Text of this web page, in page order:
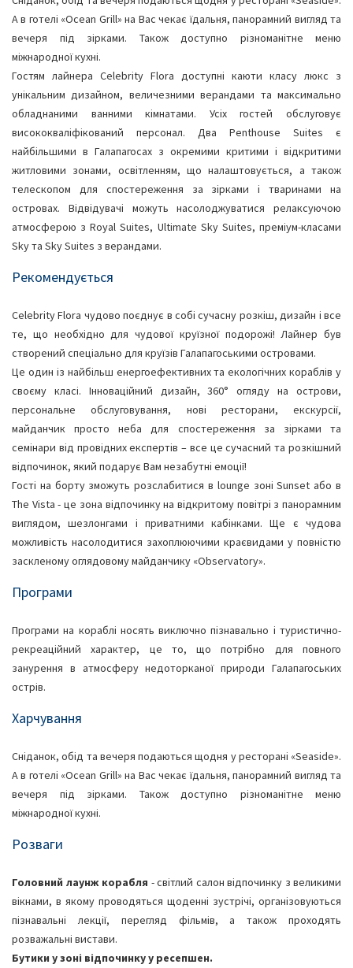
А в готелі «Ocean Grill» на Вас чекає їдальня, панорамний вигляд та
вечеря під зірками. Також доступно різноманітне меню
міжнародної кухні.
Гостям лайнера Celebrity Flora доступні каюти класу люкс з
унікальним дизайном, величезними верандами та максимально
обладнаними ванними кімнатами. Усіх гостей обслуговує
висококваліфікований персонал. Два Penthouse Suites є
найбільшими в Галапагосах з окремими критими і відкритими
житловими зонами, освітленням, що налаштовується, а також
телескопом для спостереження за зірками і тваринами на
островах. Відвідувачі можуть насолоджуватися релаксуючою
атмосферою з Royal Suites, Ultimate Sky Suites, преміум-класами
Sky та Sky Suites з верандами.
Рекомендується
Celebrity Flora чудово поєднує в собі сучасну розкіш, дизайн і все
те, що необхідно для чудової круїзної подорожі! Лайнер був
створений спеціально для круїзів Галапагоськими островами.
Це один із найбільш енергоефективних та екологічних кораблів у
своєму класі. Інноваційний дизайн, 360° огляду на острови,
персональне обслуговування, нові ресторани, екскурсії,
майданчик просто неба для спостереження за зірками та
семінари від провідних експертів – все це сучасний та розкішний
відпочинок, який подарує Вам незабутні емоції!
Гості на борту зможуть розслабитися в lounge зоні Sunset або в
The Vista - це зона відпочинку на відкритому повітрі з панорамним
виглядом, шезлонгами і приватними кабінками. Ще є чудова
можливість насолодитися захоплюючими краєвидами у повністю
заскленому оглядовому майданчику «Observatory».
Програми
Програми на кораблі носять виключно пізнавально і туристично-
рекреаційний характер, це то, що потрібно для повного
занурення в атмосферу недоторканої природи Галапагоських
острів.
Харчування
Сніданок, обід та вечеря подаються щодня у ресторані «Seaside».
А в готелі «Ocean Grill» на Вас чекає їдальня, панорамний вигляд та
вечеря під зірками. Також доступно різноманітне меню
міжнародної кухні.
Розваги
Головний лаунж корабля - світлий салон відпочинку з великими
вікнами, в якому проводяться щоденні зустрічі, організовуються
пізнавальні лекції, перегляд фільмів, а також проходять
розважальні вистави.
Бутики у зоні відпочинку у ресепшен.